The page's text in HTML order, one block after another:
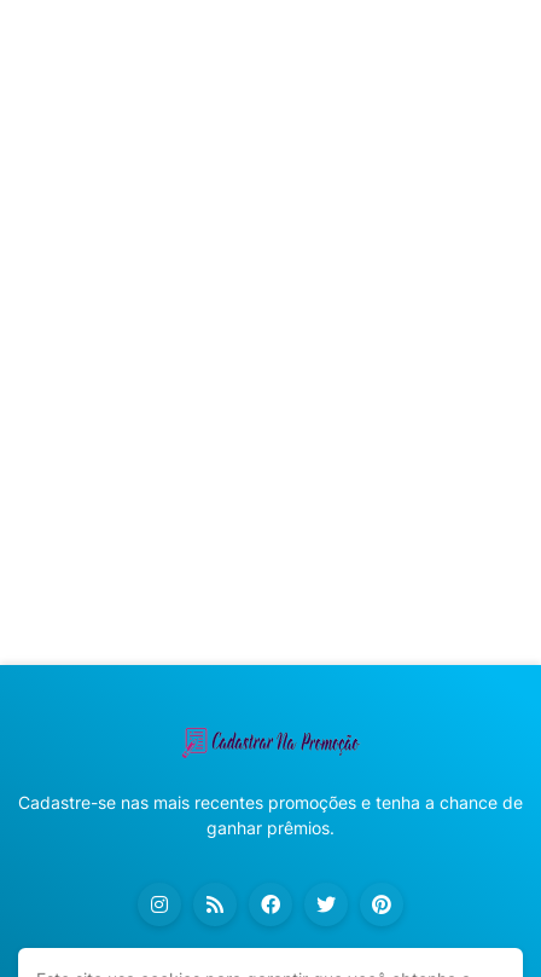
Cadastre-se nas mais recentes promoções e tenha a chance de
ganhar prêmios.